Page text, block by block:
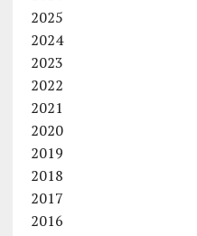
2025
2024
2023
2022
2021
2020
2019
2018
2017
2016